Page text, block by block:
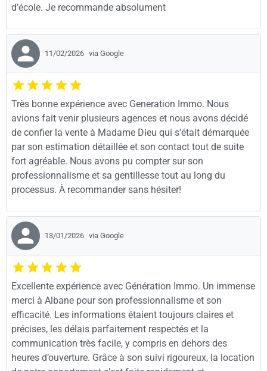
d’école. Je recommande absolument
11/02/2026 via Google
Très bonne expérience avec Generation Immo. Nous
avions fait venir plusieurs agences et nous avons décidé
de confier la vente à Madame Dieu qui s’était démarquée
par son estimation détaillée et son contact tout de suite
fort agréable. Nous avons pu compter sur son
professionnalisme et sa gentillesse tout au long du
processus. À recommander sans hésiter!
13/01/2026 via Google
Excellente expérience avec Génération Immo. Un immense
merci à Albane pour son professionnalisme et son
efficacité. Les informations étaient toujours claires et
précises, les délais parfaitement respectés et la
communication très facile, y compris en dehors des
heures d’ouverture. Grâce à son suivi rigoureux, la location